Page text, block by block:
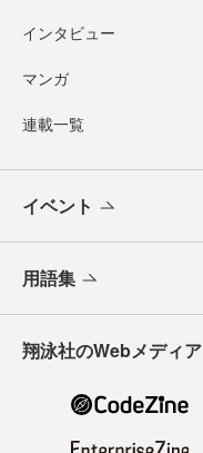
インタビュー
マンガ
連載一覧
イベント
用語集
翔泳社のWebメディア